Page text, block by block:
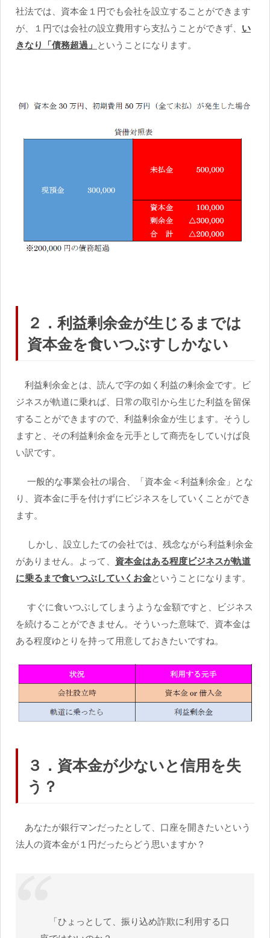
社法では、資本金１円でも会社を設立することができます
が、１円では会社の設立費用すら支払うことができず、 い
きなり「債務超過」 ということになります。
２．利益剰余金が生じるまでは
資本金を食いつぶすしかない
利益剰余金とは、読んで字の如く利益の剰余金です。ビ
ジネスが軌道に乗れば、日常の取引から生じた利益を留保
することができますので、利益剰余金が生じます。そうし
ますと、その利益剰余金を元手として商売をしていけば良
い訳です。
一般的な事業会社の場合、「資本金＜利益剰余金」とな
り、資本金に手を付けずにビジネスをしていくことができ
ます。
しかし、設立したての会社では、残念ながら利益剰余金
がありません。よって、 資本金はある程度ビジネスが軌道
に乗るまで食いつぶしていくお金ということになります。
すぐに食いつぶしてしまうような金額ですと、ビジネス
を続けることができません。そういった意味で、資本金は
ある程度ゆとりを持って用意しておきたいですね。
３．資本金が少ないと信用を失
う？
あなたが銀行マンだったとして、口座を開きたいという
法人の資本金が１円だったらどう思いますか？
「ひょっとして、振り込め詐欺に利用する口